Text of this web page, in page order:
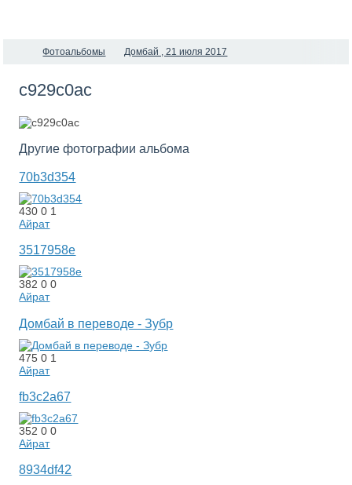
Фотоальбомы Домбай , 21 июля 2017
c929c0ac
Другие фотографии альбома
70b3d354
4300 1
Айрат
3517958e
38200
Айрат
Домбай в переводе - Зубр
4750 1
Айрат
fb3c2a67
35200
Айрат
8934df42